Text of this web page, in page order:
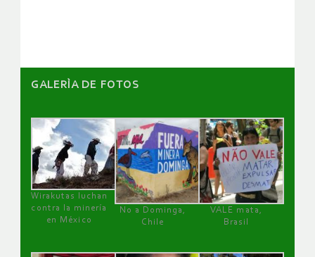
GALERÌA DE FOTOS
Wirakutas luchan
contra la minería
en México
No a Dominga,
Chile
VALE mata,
Brasil